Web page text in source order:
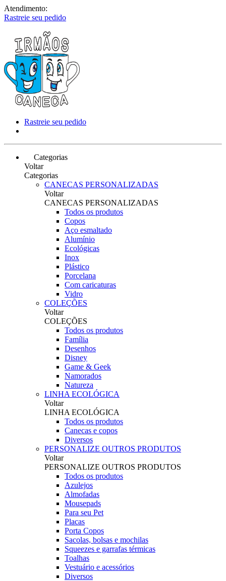
Atendimento:
Rastreie seu pedido
Rastreie seu pedido
Categorias
Voltar
Categorias
CANECAS PERSONALIZADAS
Voltar
CANECAS PERSONALIZADAS
Todos os produtos
Copos
Aço esmaltado
Alumínio
Ecológicas
Inox
Plástico
Porcelana
Com caricaturas
Vidro
COLEÇÕES
Voltar
COLEÇÕES
Todos os produtos
Família
Desenhos
Disney
Game & Geek
Namorados
Natureza
LINHA ECOLÓGICA
Voltar
LINHA ECOLÓGICA
Todos os produtos
Canecas e copos
Diversos
PERSONALIZE OUTROS PRODUTOS
Voltar
PERSONALIZE OUTROS PRODUTOS
Todos os produtos
Azulejos
Almofadas
Mousepads
Para seu Pet
Placas
Porta Copos
Sacolas, bolsas e mochilas
Squeezes e garrafas térmicas
Toalhas
Vestuário e acessórios
Diversos